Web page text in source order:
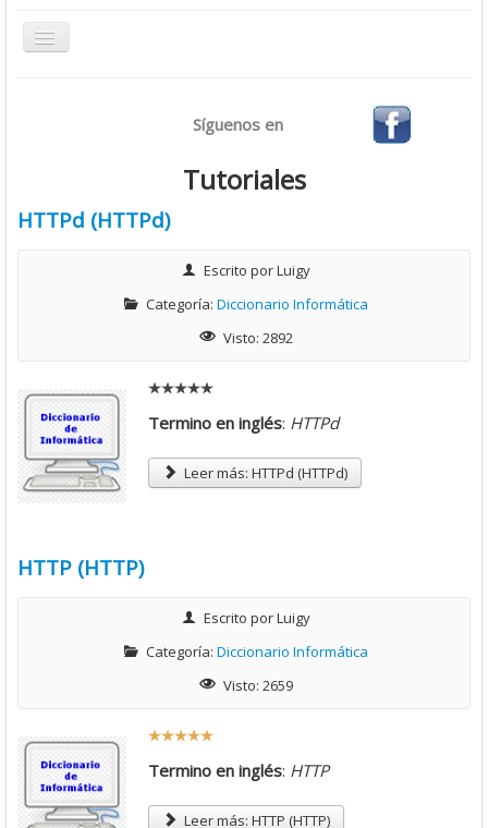
Toggle
Sistemas Operativos
Descargas
Libros
Foro
Síguenos en
Tutoriales
HTTPd (HTTPd)
Escrito porLuigy
Categoría:Diccionario Informática
Visto: 2892
Termino en inglés: HTTPd
Leer más: HTTPd (HTTPd)
HTTP (HTTP)
Escrito porLuigy
Categoría:Diccionario Informática
Visto: 2659
Termino en inglés: HTTP
Leer más: HTTP (HTTP)